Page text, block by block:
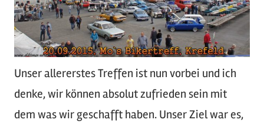
Unser allererstes Treffen ist nun vorbei und ich
denke, wir können absolut zufrieden sein mit
dem was wir geschafft haben. Unser Ziel war es,